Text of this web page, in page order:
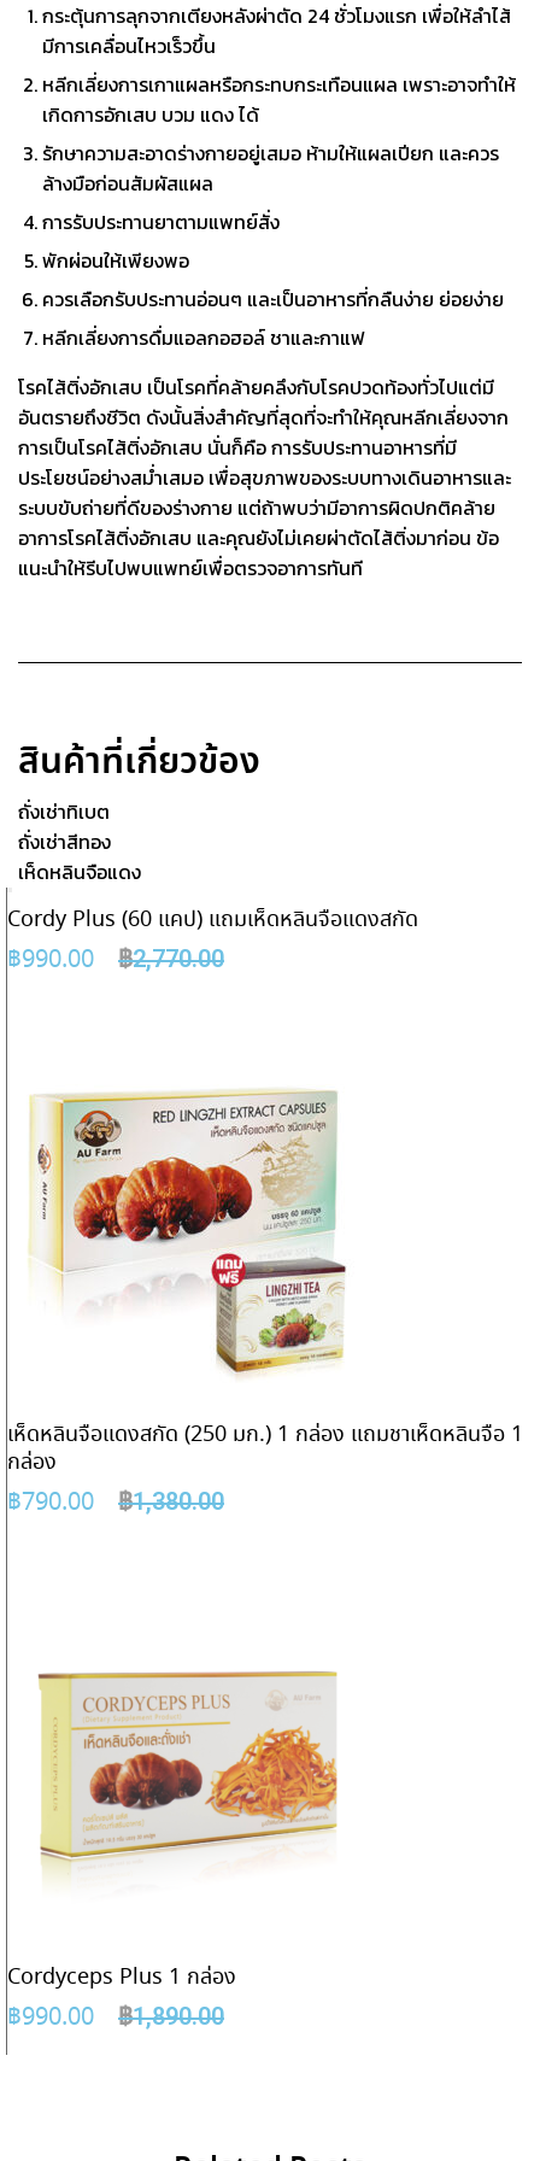
กระตุ้นการลุกจากเตียงหลังผ่าตัด 24 ชั่วโมงแรก เพื่อให้ลำไส้
มีการเคลื่อนไหวเร็วขึ้น
หลีกเลี่ยงการเกาแผลหรือกระทบกระเทือนแผล เพราะอาจทำให้
เกิดการอักเสบ บวม แดง ได้
รักษาความสะอาดร่างกายอยู่เสมอ ห้ามให้แผลเปียก และควร
ล้างมือก่อนสัมผัสแผล
การรับประทานยาตามแพทย์สั่ง
พักผ่อนให้เพียงพอ
ควรเลือกรับประทานอ่อนๆ และเป็นอาหารที่กลืนง่าย ย่อยง่าย
หลีกเลี่ยงการดื่มแอลกอฮอล์ชาและกาแฟ
โรคไส้ติ่งอักเสบ เป็นโรคที่คล้ายคลึงกับโรคปวดท้องทั่วไปแต่มี
อันตรายถึงชีวิต ดังนั้นสิ่งสำคัญที่สุดที่จะทำให้คุณหลีกเลี่ยงจาก
การเป็นโรคไส้ติ่งอักเสบ นั่นก็คือ การรับประทานอาหารที่มี
ประโยชน์อย่างสม่ำเสมอ เพื่อสุขภาพของระบบทางเดินอาหารและ
ระบบขับถ่ายที่ดีของร่างกาย แต่ถ้าพบว่ามีอาการผิดปกติคล้าย
อาการโรคไส้ติ่งอักเสบ และคุณยังไม่เคยผ่าตัดไส้ติ่งมาก่อน ข้อ
แนะนำให้รีบไปพบแพทย์เพื่อตรวจอาการทันที
สินค้าที่เกี่ยวข้อง
ถั่งเช่าทิเบต
ถั่งเช่าสีทอง
เห็ดหลินจือแดง
Cordy Plus (60 แคป) แถมเห็ดหลินจือแดงสกัด
฿990.00 ฿2,770.00
เห็ดหลินจือแดงสกัด (250 มก.) 1 กล่อง แถมชาเห็ดหลินจือ 1
กล่อง
฿790.00 ฿1,380.00
Cordyceps Plus 1 กล่อง
฿990.00 ฿1,890.00